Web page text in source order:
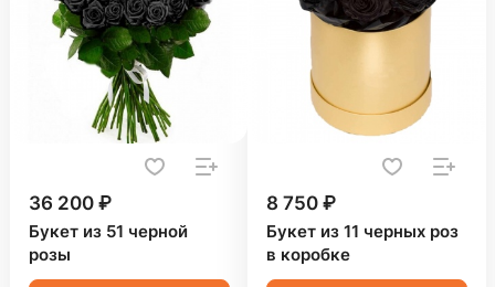
36 200 ₽
Букет из 51 черной
розы
8 750 ₽
Букет из 11 черных роз
в коробке